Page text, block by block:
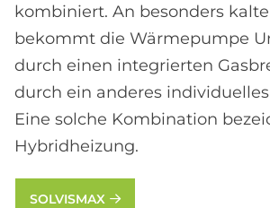
kombiniert. An besonders
bekommt die Wärmepumpe
durch einen integrierten
durch ein anderes
Eine solche Kombination
Hybridheizung.
SOLVISMAX